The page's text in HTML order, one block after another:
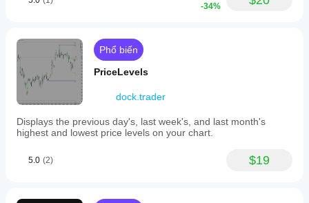
-34%
Phổ biến
PriceLevels
dock.trader
Displays the previous day's, last week's, and last month's
highest and lowest price levels on your chart.
5.0 (2) $19